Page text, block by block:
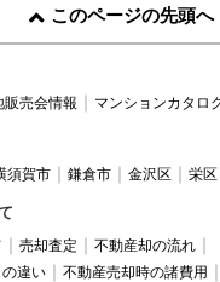
このページの先頭へ
販売会情報 マンションカタロ
須賀市 鎌倉市 金沢区 栄区
売却査定
不動産却の流れ
の違い
不動産売却時の諸費用